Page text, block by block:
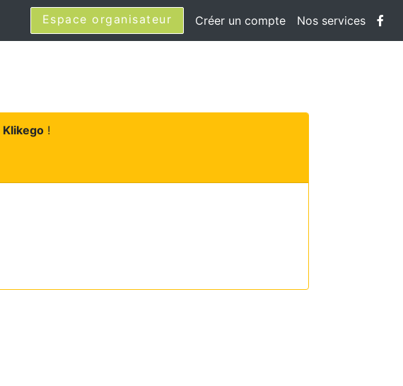
Espace organisateur Créer un compte Nos services
Klikego!